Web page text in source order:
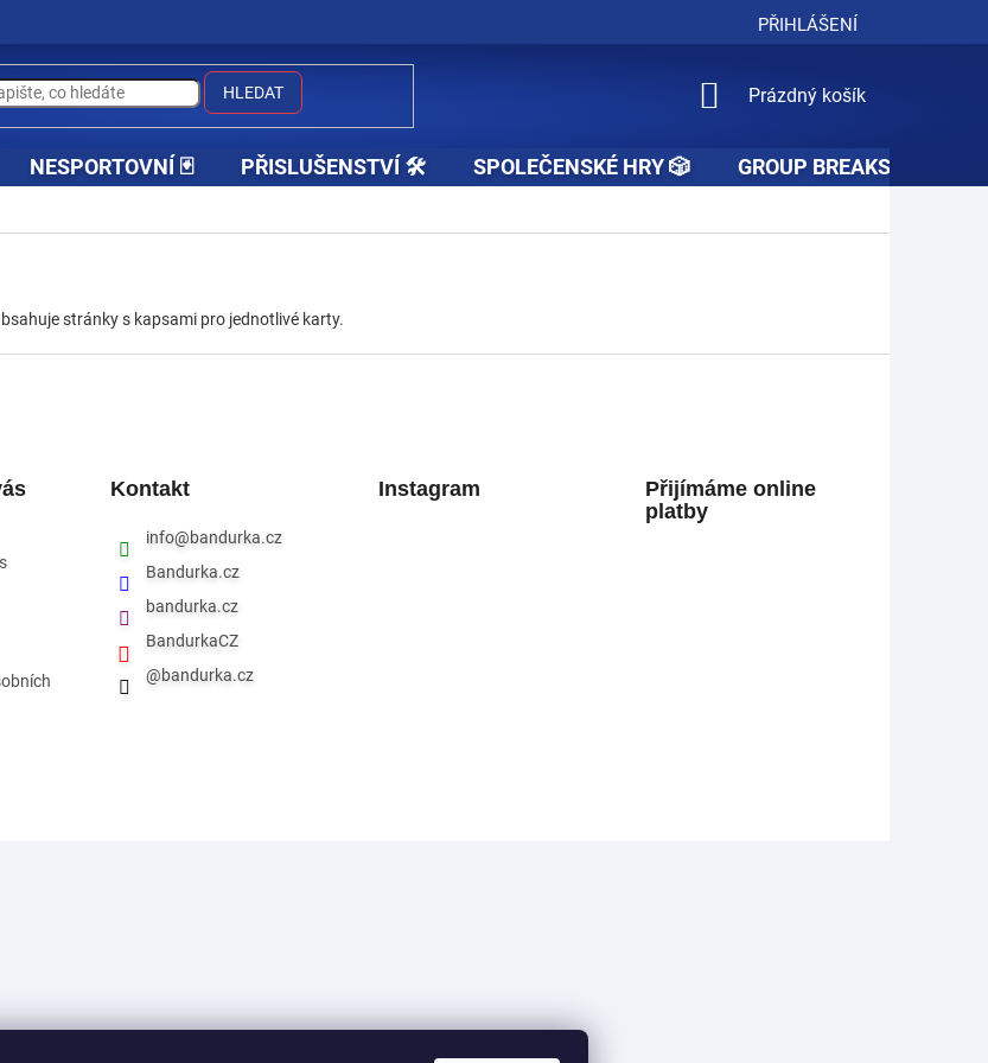
PŘIHLÁŠENÍ
HLEDAT
NÁKUPNÍ
Prázdný košík
NESPORTOVNÍ 🃏 PŘISLUŠENSTVÍ 🛠️ SPOLEČENSKÉ HRY 🎲 GROUP BREAKS 🚧👥🚧
stránky s kapsami pro jednotlivé karty.
Kontakt
info@bandurka.cz
Bandurka.cz
bandurka.cz
BandurkaCZ
@bandurka.cz
Instagram
Přijímáme online
platby